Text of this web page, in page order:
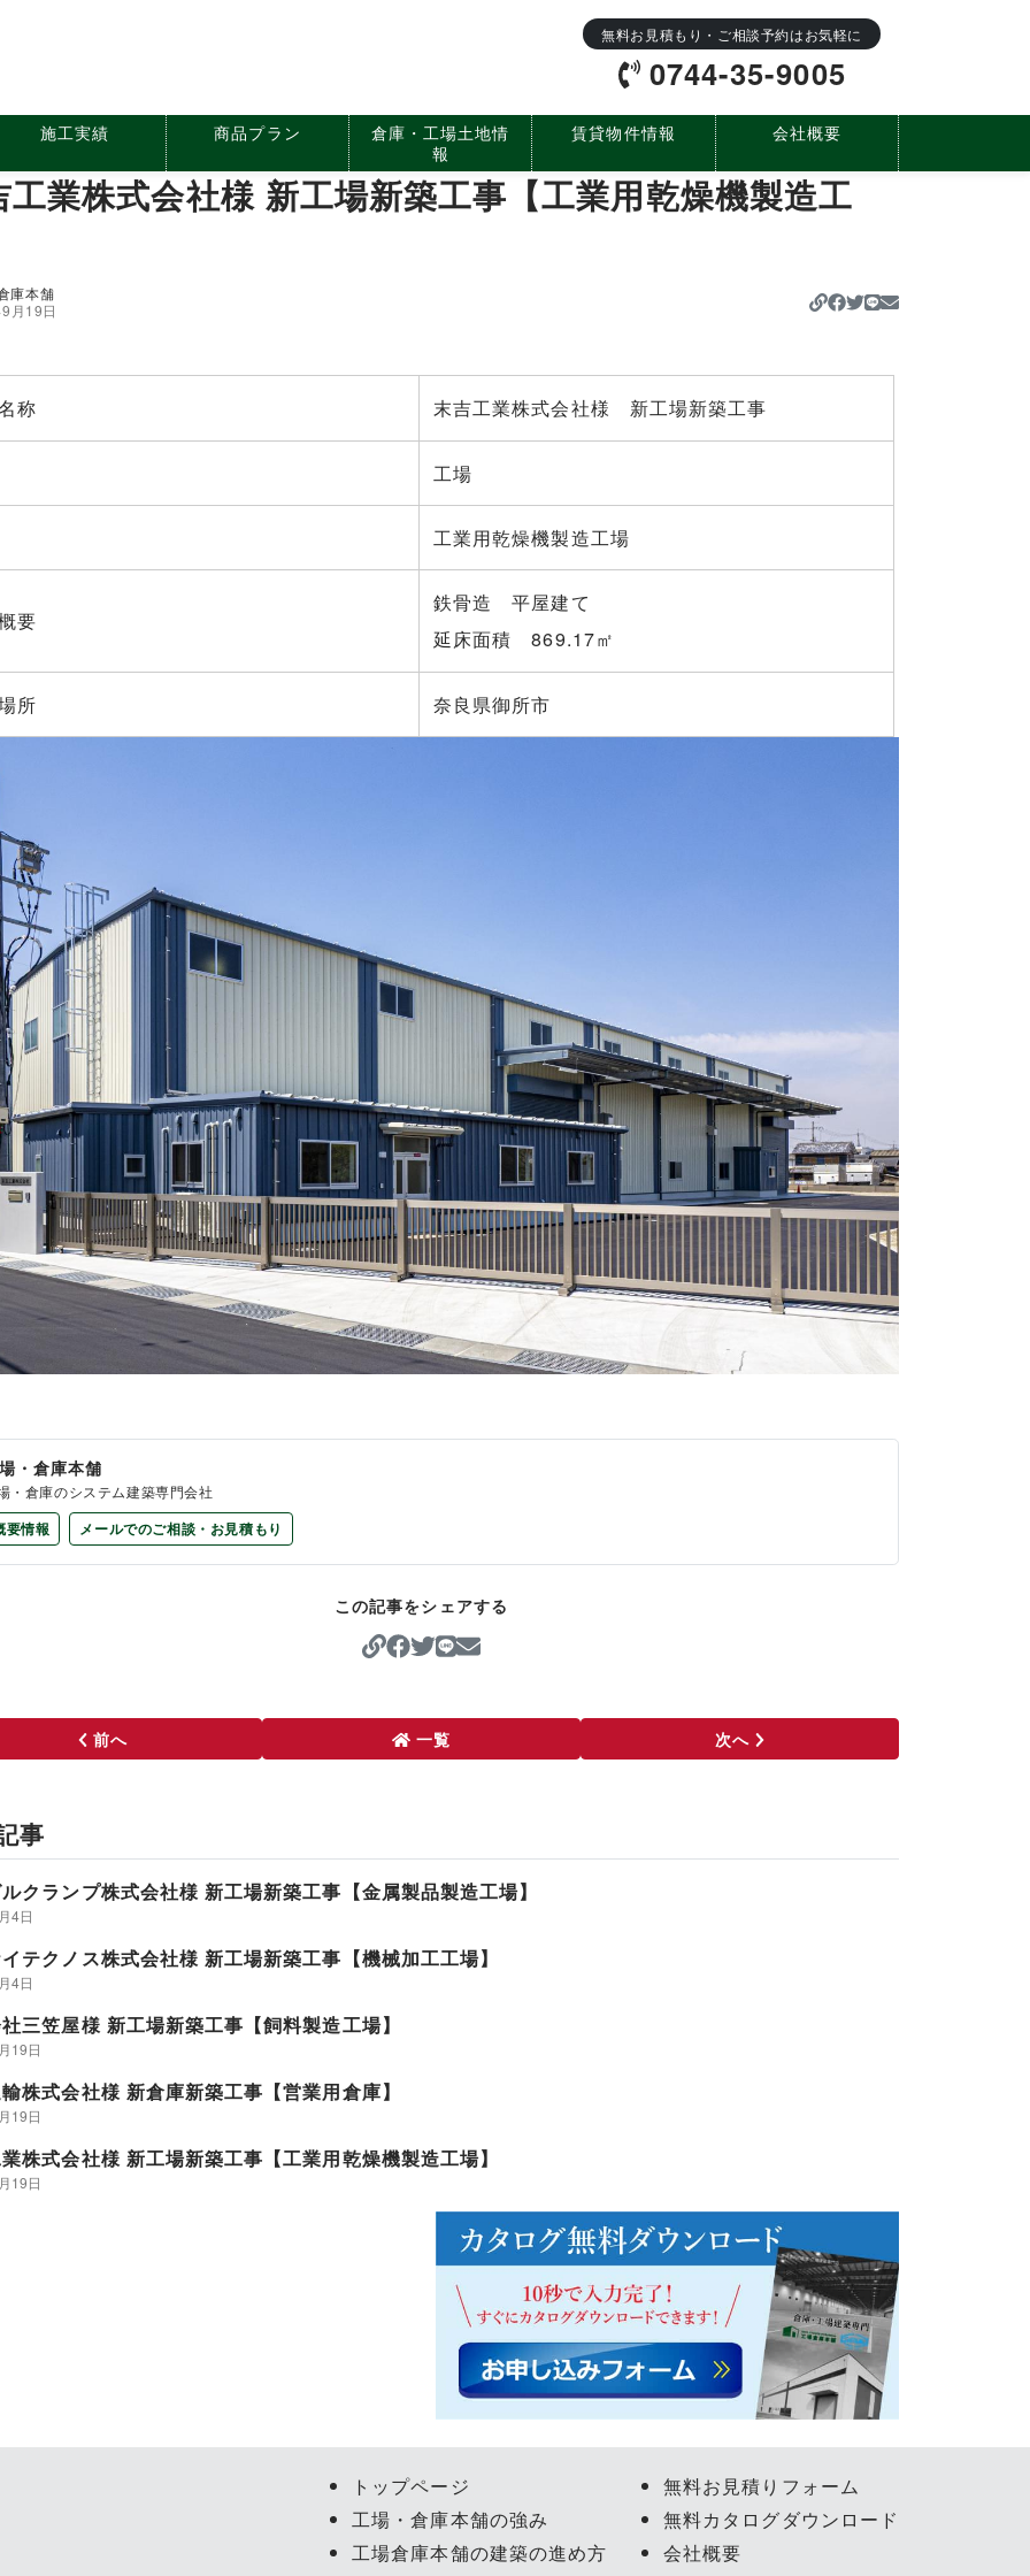
無料お見積もり・ご相談予約はお気軽に
0744-35-9005
施工実績 商品プラン
倉庫・工場土地情
報
賃貸物件情報 会社概要
工業株式会社様 新工場新築工事【工業用乾燥機製造工
庫本舗
月19日
https://koujo-
称 末吉工業株式会社様 新工場新築工事
工場
工業用乾燥機製造工場
要
鉄骨造 平屋建て
延床面積 869.17㎡
所 奈良県御所市
・倉庫本舗
・倉庫のシステム建築専門会社
要情報 メールでのご相談・お見積もり
この記事をシェアする
https://koujo-soukohonpo.com/detail-works.html?id=16 末吉工業
前へ 一覧 次へ
事
クランプ株式会社様 新工場新築工事【金属製品製造工場】
4日
テクノス株式会社様 新工場新築工事【機械加工工場】
4日
三笠屋様 新工場新築工事【飼料製造工場】
19日
株式会社様 新倉庫新築工事【営業用倉庫】
19日
株式会社様 新工場新築工事【工業用乾燥機製造工場】
19日
トップページ
工場・倉庫本舗の強み
工場倉庫本舗の建築の進め方
無料お見積りフォーム
無料カタログダウンロード
会社概要